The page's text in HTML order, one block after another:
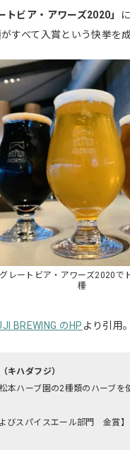
トビア・アワーズ2020」
すべて入賞という快挙を
レートビア・アワーズ2020で
種
BREWING のHP より引用。
キハダフジ）
本ハーブ園の2種類のハーブを
よびスパイスエール部門 金賞】